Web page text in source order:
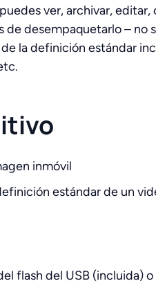
ver, archivar,
de desempaquetarlo –
la definición estándar
inmóvil
estándar de un
flash del USB (incluida)